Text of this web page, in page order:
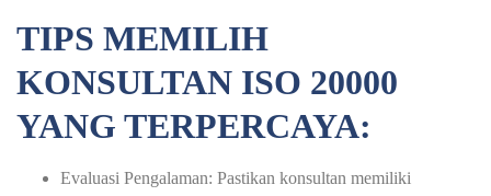
TIPS MEMILIH
KONSULTAN ISO 20000
YANG TERPERCAYA:
Evaluasi Pengalaman: Pastikan konsultan memiliki